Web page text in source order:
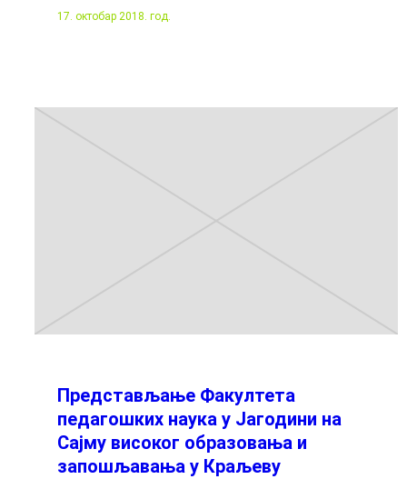
17. октобар 2018. год.
Представљање Факултета
педагошких наука у Јагодини на
Сајму високог образовања и
запошљавања у Краљеву